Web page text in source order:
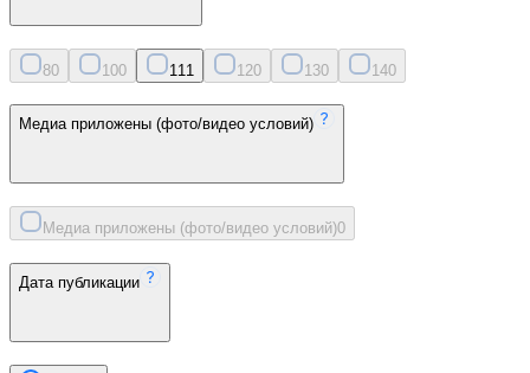
80 100 11 1 120 130 140
Медиа приложены (фото/видео условий)
Медиа приложены (фото/видео условий)0
Дата публикации